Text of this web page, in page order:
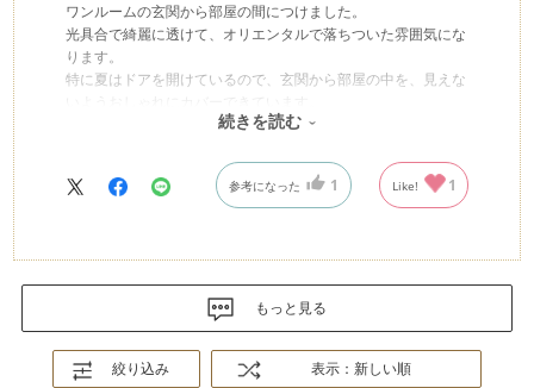
ワンルームの玄関から部屋の間につけました。
光具合で綺麗に透けて、オリエンタルで落ちついた雰囲気にな
ります。
特に夏はドアを開けているので、玄関から部屋の中を、見えな
ハッピー感あふれるお部屋になり、毎日仕事から帰るのが楽し
続きを読む
参考になった 1 Like! 1
もっと見る
絞り込み 表示：新しい順